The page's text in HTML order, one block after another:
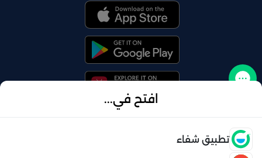
افتح في...
تطبيق شفاء © 2026 شفاء . كل الحقوق محفوظة
تواصل معنا